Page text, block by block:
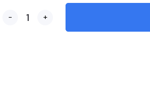
- +